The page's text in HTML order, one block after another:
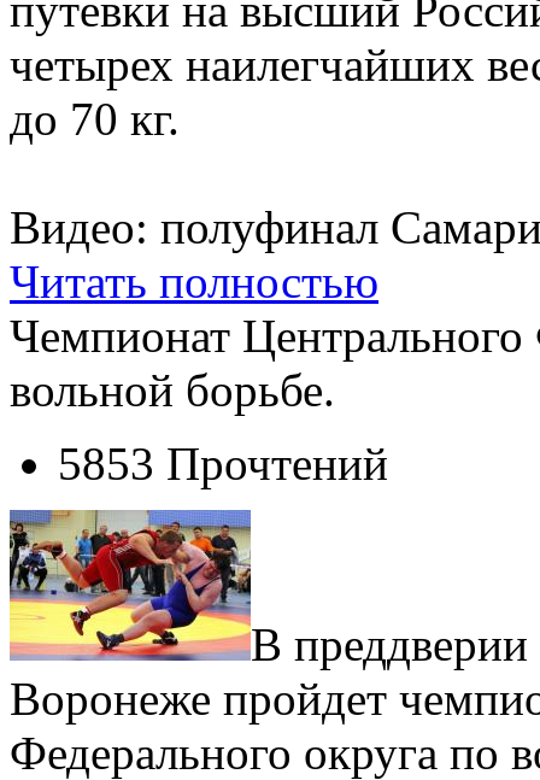
четырех наилегчайших
до 70 кг.
Видео: полуфинал
Читать полностью
Чемпионат Центрального
вольной борьбе.
5853 Прочтений
В
Воронеже пройдет
Федерального округа по